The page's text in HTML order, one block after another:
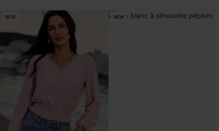
NEW NEW